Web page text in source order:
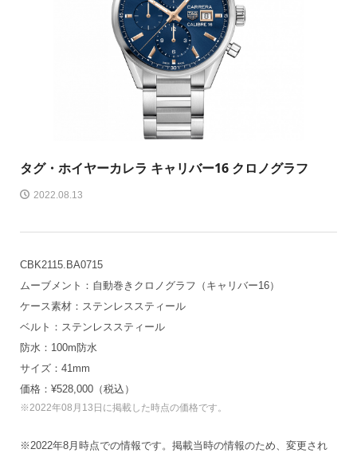
タグ・ホイヤーカレラ キャリバー16 クロノグラフ
2022.08.13
CBK2115.BA0715
ムーブメント：自動巻きクロノグラフ（キャリバー16）
ケース素材：ステンレススティール
ベルト：ステンレススティール
防水：100m防水
サイズ：41mm
価格：¥528,000（税込）
※2022年08月13日に掲載した時点の価格です。
※2022年8月時点での情報です。掲載当時の情報のため、変更され